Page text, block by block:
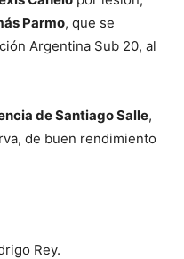
Parmo, que se
Argentina Sub 20, al
de Santiago Salle,
de buen rendimiento
Rey.